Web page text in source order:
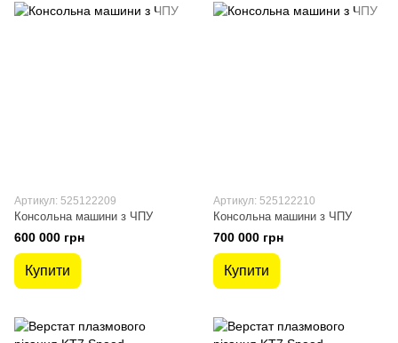
Артикул: 525122209
Консольна машини з ЧПУ
600 000 грн
Купити
Артикул: 525122210
Консольна машини з ЧПУ
700 000 грн
Купити